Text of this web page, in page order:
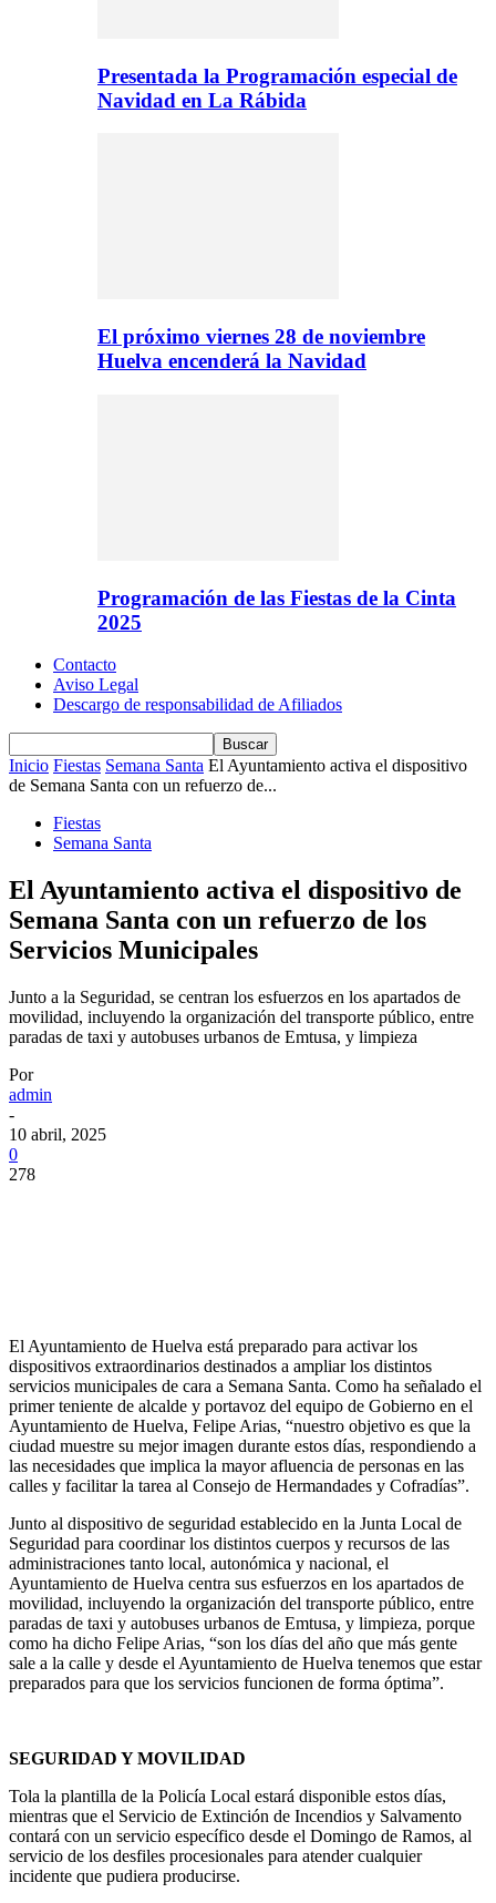
Presentada la Programación especial de
Navidad en La Rábida
El próximo viernes 28 de noviembre
Huelva encenderá la Navidad
Programación de las Fiestas de la Cinta
2025
Contacto
Aviso Legal
Descargo de responsabilidad de Afiliados
Inicio Fiestas Semana Santa El Ayuntamiento activa el dispositivo
de Semana Santa con un refuerzo de...
Fiestas
Semana Santa
El Ayuntamiento activa el dispositivo de
Semana Santa con un refuerzo de los
Servicios Municipales
Junto a la Seguridad, se centran los esfuerzos en los apartados de
movilidad, incluyendo la organización del transporte público, entre
paradas de taxi y autobuses urbanos de Emtusa, y limpieza
Por
admin
-
10 abril, 2025
0
278
El Ayuntamiento de Huelva está preparado para activar los
dispositivos extraordinarios destinados a ampliar los distintos
servicios municipales de cara a Semana Santa. Como ha señalado el
primer teniente de alcalde y portavoz del equipo de Gobierno en el
Ayuntamiento de Huelva, Felipe Arias, “nuestro objetivo es que la
ciudad muestre su mejor imagen durante estos días, respondiendo a
las necesidades que implica la mayor afluencia de personas en las
calles y facilitar la tarea al Consejo de Hermandades y Cofradías”.
Junto al dispositivo de seguridad establecido en la Junta Local de
Seguridad para coordinar los distintos cuerpos y recursos de las
administraciones tanto local, autonómica y nacional, el
Ayuntamiento de Huelva centra sus esfuerzos en los apartados de
movilidad, incluyendo la organización del transporte público, entre
paradas de taxi y autobuses urbanos de Emtusa, y limpieza, porque
como ha dicho Felipe Arias, “son los días del año que más gente
sale a la calle y desde el Ayuntamiento de Huelva tenemos que estar
preparados para que los servicios funcionen de forma óptima”.
SEGURIDAD Y MOVILIDAD
Tola la plantilla de la Policía Local estará disponible estos días,
mientras que el Servicio de Extinción de Incendios y Salvamento
contará con un servicio específico desde el Domingo de Ramos, al
servicio de los desfiles procesionales para atender cualquier
incidente que pudiera producirse.